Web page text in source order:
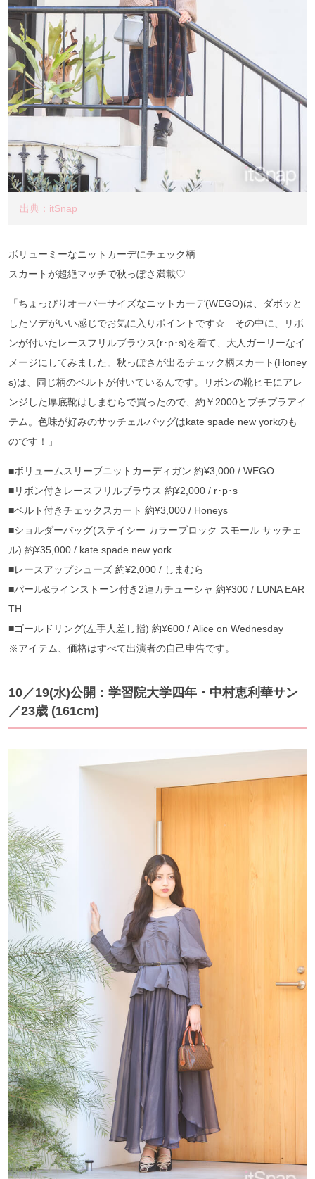
出典：itSnap
ボリューミーなニットカーデにチェック柄
スカートが超絶マッチで秋っぽさ満載♡
「ちょっぴりオーバーサイズなニットカーデ(WEGO)は、ダボッと
したソデがいい感じでお気に入りポイントです☆ その中に、リボ
ンが付いたレースフリルブラウス(r･p･s)を着て、大人ガーリーなイ
メージにしてみました。秋っぽさが出るチェック柄スカート(Honey
s)は、同じ柄のベルトが付いているんです。リボンの靴ヒモにアレ
ンジした厚底靴はしまむらで買ったので、約￥2000とプチプラアイ
テム。色味が好みのサッチェルバッグはkate spade new yorkのも
のです！」
■ボリュームスリーブニットカーディガン 約¥3,000 / WEGO
■リボン付きレースフリルブラウス 約¥2,000 / r･p･s
■ベルト付きチェックスカート 約¥3,000 / Honeys
■ショルダーバッグ(ステイシー カラーブロック スモール サッチェ
ル) 約¥35,000 / kate spade new york
■レースアップシューズ 約¥2,000 / しまむら
■パール&ラインストーン付き2連カチューシャ 約¥300 / LUNA EAR
TH
■ゴールドリング(左手人差し指) 約¥600 / Alice on Wednesday
※アイテム、価格はすべて出演者の自己申告です。
10／19(水)公開：学習院大学四年・中村恵利華サン
／23歳 (161cm)